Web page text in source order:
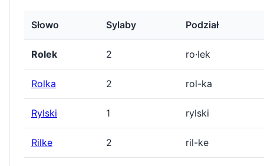
Słowo Sylaby Podział
Rolek 2 ro·lek
Rolka 2 rol-ka
Rylski 1 rylski
Rilke 2 ril-ke